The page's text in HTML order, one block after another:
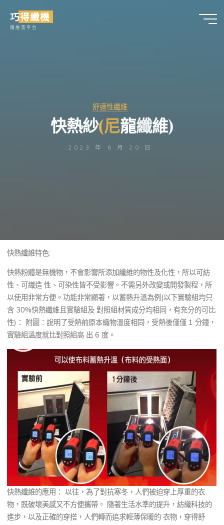
content
巧得纖機
纖維雲平台
舒適性纖維
快熱紗(
(尼
尼龍纖維)
2023 年 6 月 20 日
快熱纖維特色:
快熱粉體是無機物，不會影響所添加纖維的物性及化性，所以可紡
性、可織造 性、可染性皆不受影響。不需另外改變或開發製程，所
以使用非常方便。功能非常顯著，以蓄熱升溫為例(以下實驗組均只
含 30%快熱纖維且實驗組及 對照組材質成分均相同，有充分的可比
性)： 附圖：說明了受熱前原本織物溫度相同，受熱後僅僅 1 分鐘，
實驗組溫度就比對照組高 出 6 度。
快熱纖維的應用： 以往，為了對抗寒冬，人們被迫穿上厚重的衣
物，既破壞美感又不方便攜帶。 隨著生活水準的提升，紡織科技的
進步，以及正確的穿搭，人們轉而追求輕薄保暖的 衣物，穿得舒